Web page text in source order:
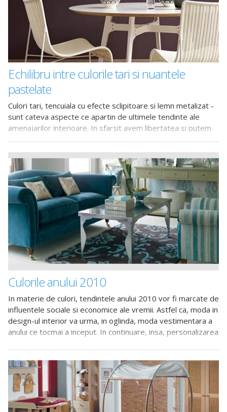
Echilibru intre culorile tari si nuantele
pastelate
Culori tari, tencuiala cu efecte sclipitoare si lemn metalizat -
sunt cateva aspecte ce apartin de ultimele tendinte ale
amenajarilor interioare. In sfarsit avem libertatea si putem
a decora incaperile
Culorile anului 2010
In materie de culori, tendintele anului 2010 vor fi marcate de
influentele sociale si economice ale vremii. Astfel ca, moda in
design-ul interior va urma, in oglinda, moda vestimentara a
anului ce tocmai a inceput. In continuare, insa, personalizarea